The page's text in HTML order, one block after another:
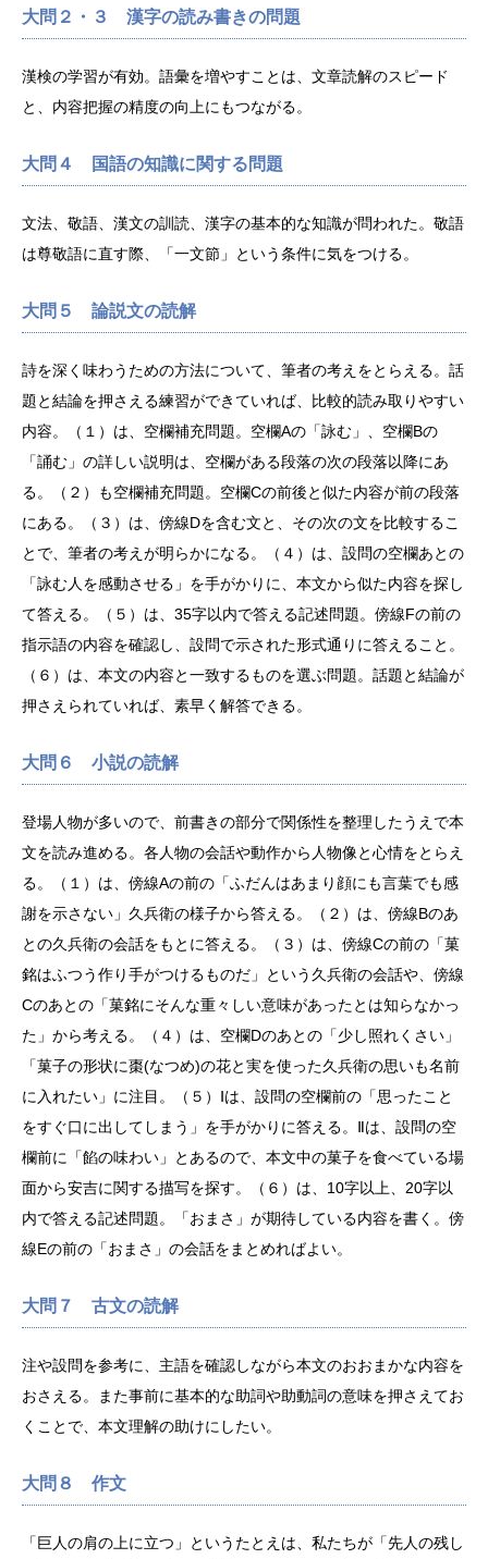
大問２・３ 漢字の読み書きの問題
漢検の学習が有効。語彙を増やすことは、文章読解のスピード
と、内容把握の精度の向上にもつながる。
大問４ 国語の知識に関する問題
文法、敬語、漢文の訓読、漢字の基本的な知識が問われた。敬語
は尊敬語に直す際、「一文節」という条件に気をつける。
大問５ 論説文の読解
詩を深く味わうための方法について、筆者の考えをとらえる。話
題と結論を押さえる練習ができていれば、比較的読み取りやすい
内容。（１）は、空欄補充問題。空欄Aの「詠む」、空欄Bの
「誦む」の詳しい説明は、空欄がある段落の次の段落以降にあ
る。（２）も空欄補充問題。空欄Cの前後と似た内容が前の段落
にある。（３）は、傍線Dを含む文と、その次の文を比較するこ
とで、筆者の考えが明らかになる。（４）は、設問の空欄あとの
「詠む人を感動させる」を手がかりに、本文から似た内容を探し
て答える。（５）は、35字以内で答える記述問題。傍線Fの前の
指示語の内容を確認し、設問で示された形式通りに答えること。
（６）は、本文の内容と一致するものを選ぶ問題。話題と結論が
押さえられていれば、素早く解答できる。
大問６ 小説の読解
登場人物が多いので、前書きの部分で関係性を整理したうえで本
文を読み進める。各人物の会話や動作から人物像と心情をとらえ
る。（１）は、傍線Aの前の「ふだんはあまり顔にも言葉でも感
謝を示さない」久兵衛の様子から答える。（２）は、傍線Bのあ
との久兵衛の会話をもとに答える。（３）は、傍線Cの前の「菓
銘はふつう作り手がつけるものだ」という久兵衛の会話や、傍線
Cのあとの「菓銘にそんな重々しい意味があったとは知らなかっ
た」から考える。（４）は、空欄Dのあとの「少し照れくさい」
「菓子の形状に棗(なつめ)の花と実を使った久兵衛の思いも名前
に入れたい」に注目。（５）Ⅰは、設問の空欄前の「思ったこと
をすぐ口に出してしまう」を手がかりに答える。Ⅱは、設問の空
欄前に「餡の味わい」とあるので、本文中の菓子を食べている場
面から安吉に関する描写を探す。（６）は、10字以上、20字以
内で答える記述問題。「おまさ」が期待している内容を書く。傍
線Eの前の「おまさ」の会話をまとめればよい。
大問７ 古文の読解
注や設問を参考に、主語を確認しながら本文のおおまかな内容を
おさえる。また事前に基本的な助詞や助動詞の意味を押さえてお
くことで、本文理解の助けにしたい。
大問８ 作文
「巨人の肩の上に立つ」というたとえは、私たちが「先人の残し